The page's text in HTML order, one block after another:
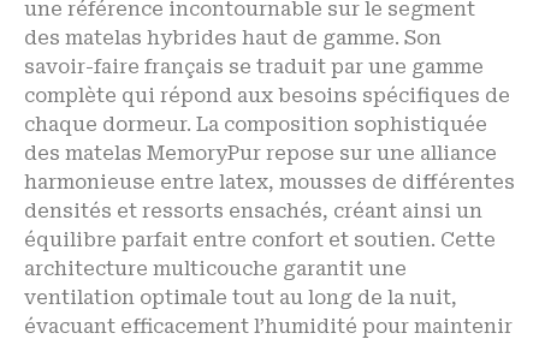
une référence incontournable sur le segment
des matelas hybrides haut de gamme. Son
savoir-faire français se traduit par une gamme
complète qui répond aux besoins spécifiques de
chaque dormeur. La composition sophistiquée
des matelas MemoryPur repose sur une alliance
harmonieuse entre latex, mousses de différentes
densités et ressorts ensachés, créant ainsi un
équilibre parfait entre confort et soutien. Cette
architecture multicouche garantit une
ventilation optimale tout au long de la nuit,
évacuant efficacement l’humidité pour maintenir